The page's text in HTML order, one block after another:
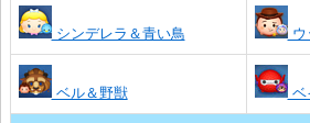
シンデレラ＆青い鳥 ウ
ベル＆野獣 ベ